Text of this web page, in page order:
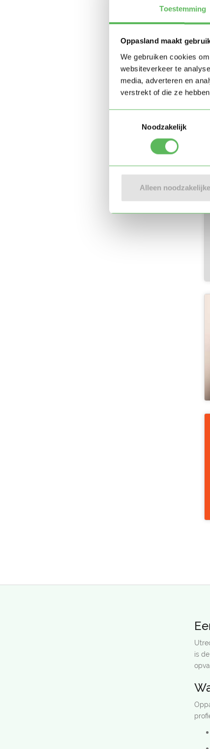
Toestemming
Oppasland maakt
We gebruiken cookies
websiteverkeer te
media, adverteren en
verstrekt of die ze
Noodzakelijk
Alleen
is